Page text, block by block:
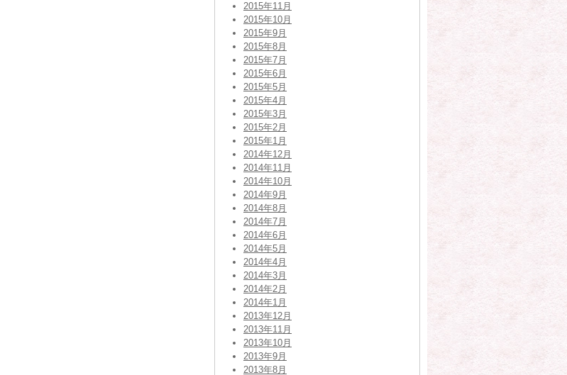
2015年11月
2015年10月
2015年9月
2015年8月
2015年7月
2015年6月
2015年5月
2015年4月
2015年3月
2015年2月
2015年1月
2014年12月
2014年11月
2014年10月
2014年9月
2014年8月
2014年7月
2014年6月
2014年5月
2014年4月
2014年3月
2014年2月
2014年1月
2013年12月
2013年11月
2013年10月
2013年9月
2013年8月